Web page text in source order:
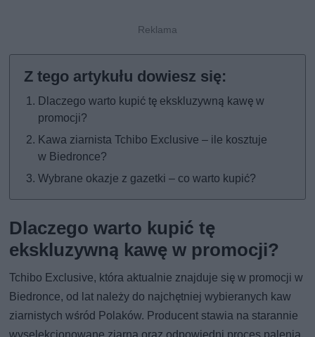
Dlaczego warto kupić tę ekskluzywną kawę w
promocji?
Kawa ziarnista Tchibo Exclusive – ile kosztuje
w Biedronce?
Wybrane okazje z gazetki – co warto kupić?
Dlaczego warto kupić tę
ekskluzywną kawę w promocji?
Tchibo Exclusive, która aktualnie znajduje się w promocji w
Biedronce, od lat należy do najchętniej wybieranych kaw
ziarnistych wśród Polaków. Producent stawia na starannie